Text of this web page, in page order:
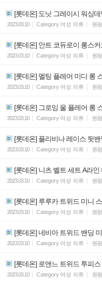
[롯데온] 도닛 그레이시 워싱
2023.03.10 Category 여성 의류 원팡
[롯데온] 안트 코듀로이 롱스
2023.03.10 Category 여성 의류 원팡
[롯데온] 멜팅 플레어 미디 롱
2023.03.10 Category 여성 의류 원팡
[롯데온] 그로잉 울 플레어 롱
2023.03.10 Category 여성 의류 원팡
[롯데온] 플리비나 레이스 뒷
2023.03.10 Category 여성 의류 원팡
[롯데온] 니츠 벨트 세트 A라
2023.03.10 Category 여성 의류 원팡
[롯데온] 루루카 트위드 미니
2023.03.10 Category 여성 의류 원팡
[롯데온] 네비아 트위드 밴딩
2023.03.10 Category 여성 의류 원팡
[롯데온] 로앤느 트위드 투피
2023.03.10 Category 여성 의류 원팡